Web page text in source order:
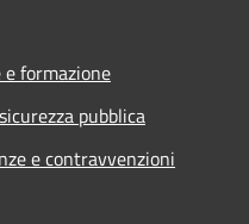
e formazione
pubblica
e contravvenzioni